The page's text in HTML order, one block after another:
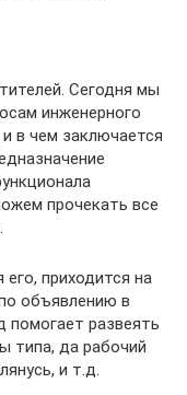
Сегодня мы
инженерного
в чем заключается
прочекать все
приходится на
объявлению в
помогает развеять
типа, да рабочий
и т.д.